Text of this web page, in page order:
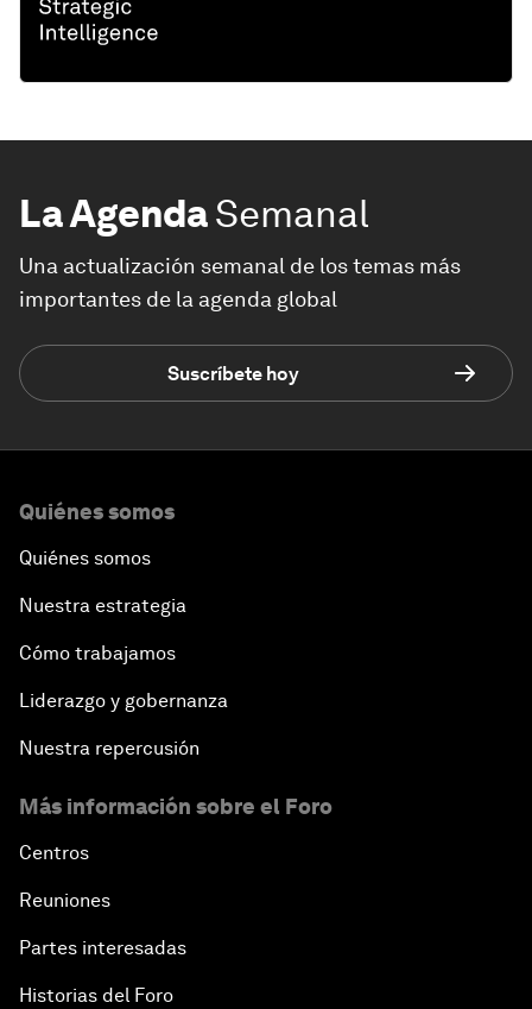
La AgendaSemanal
Una actualización semanal de los temas más
importantes de la agenda global
Suscríbete hoy
Quiénes somos
Quiénes somos
Nuestra estrategia
Cómo trabajamos
Liderazgo y gobernanza
Nuestra repercusión
Más información sobre el Foro
Centros
Reuniones
Partes interesadas
Historias del Foro